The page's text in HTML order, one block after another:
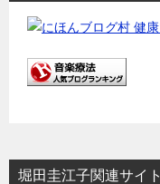
堀田圭江子関連サイト